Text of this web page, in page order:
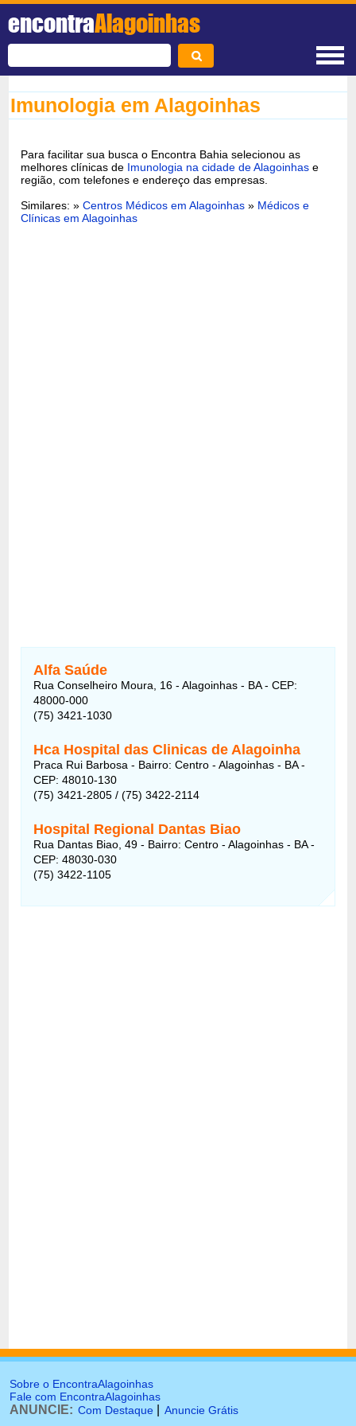
encontraAlagoinhas
Imunologia em Alagoinhas
Para facilitar sua busca o Encontra Bahia selecionou as
melhores clínicas de Imunologia na cidade de Alagoinhas e
região, com telefones e endereço das empresas.
Similares: »Centros Médicos em Alagoinhas » Médicos e
Clínicas em Alagoinhas
Alfa Saúde
Rua Conselheiro Moura, 16 - Alagoinhas - BA - CEP:
48000-000
(75) 3421-1030
Hca Hospital das Clinicas de Alagoinha
Praca Rui Barbosa - Bairro: Centro - Alagoinhas - BA -
CEP: 48010-130
(75) 3421-2805 / (75) 3422-2114
Hospital Regional Dantas Biao
Rua Dantas Biao, 49 - Bairro: Centro - Alagoinhas - BA -
CEP: 48030-030
(75) 3422-1105
Sobre o EncontraAlagoinhas
Fale com EncontraAlagoinhas
ANUNCIE: Com Destaque Anuncie Grátis